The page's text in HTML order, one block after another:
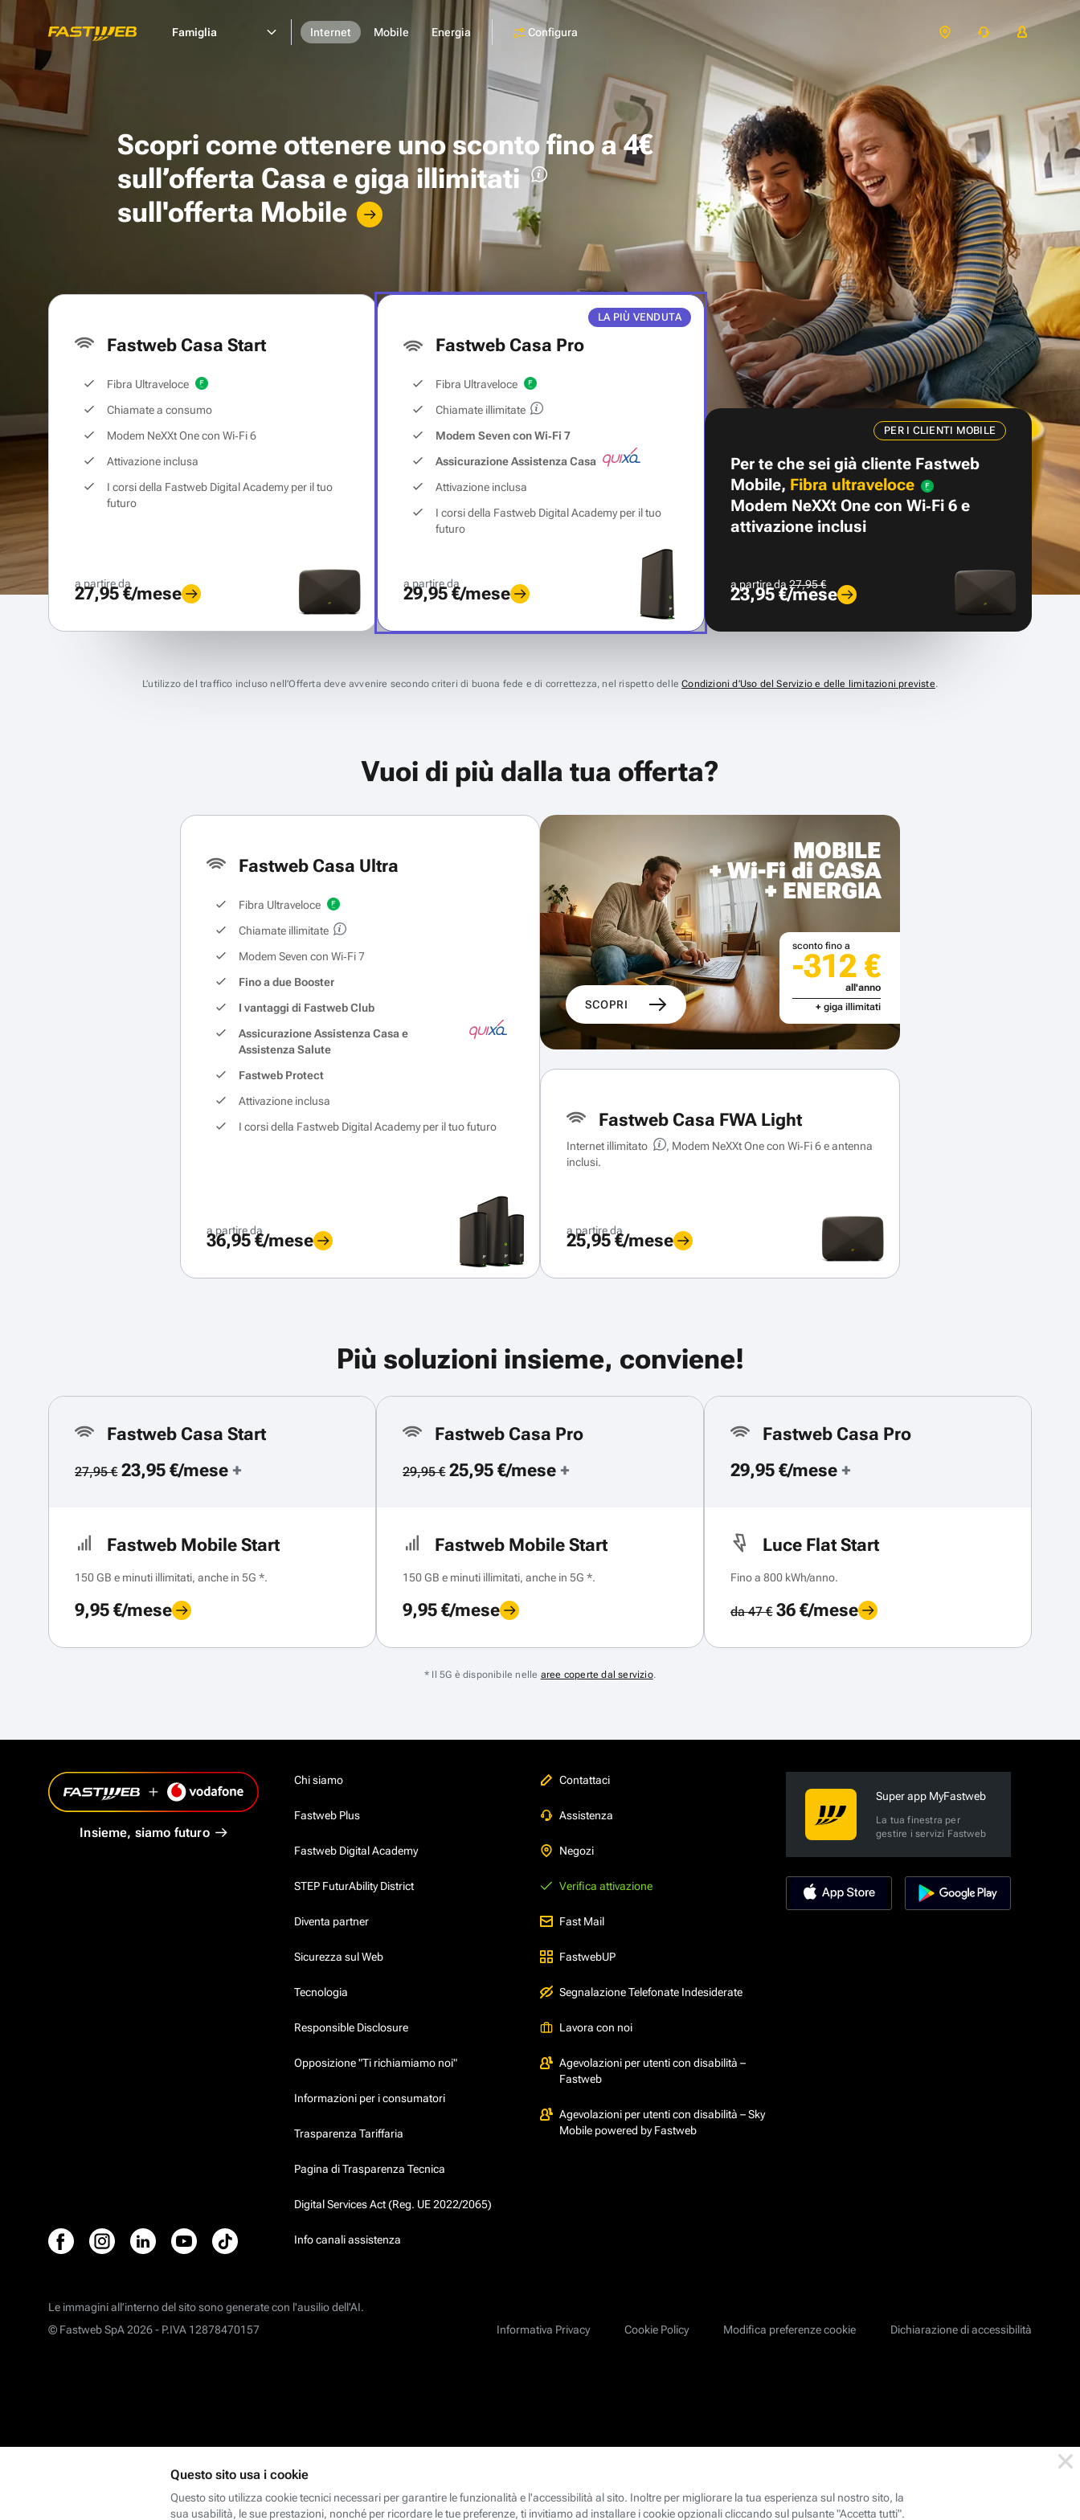
Famiglia Internet Mobile Energia Configura
Scopri come ottenere unosconto fino a 4€
sull’offerta Casa e giga illimitati
sull'offerta Mobile
Fastweb Casa Start
Fibra Ultraveloce
Chiamate a consumo
Modem NeXXt One con Wi‑Fi 6
Attivazione inclusa
I corsi della Fastweb Digital Academy per il tuo
futuro
a partire da
27,95 €/mese
LA PIÙ VENDUTA
Fastweb Casa Pro
Fibra Ultraveloce
Chiamate illimitate
Modem Seven con Wi‑Fi 7
Assicurazione Assistenza Casa
Attivazione inclusa
I corsi della Fastweb Digital Academy per il tuo
futuro
a partire da
29,95 €/mese
PER I CLIENTI MOBILE
Per te che sei già cliente Fastweb
Mobile, Fibra ultraveloce
Modem NeXXt One con Wi‑Fi 6 e
attivazione inclusi
a partire da27,95 €
23,95 €/mese
L’utilizzo del traffico incluso nell’Offerta deve avvenire secondo criteri di buona fede e di correttezza, nel rispetto delleCondizioni d’Uso del Servizio e delle limitazioni previste.
Vuoi di più dalla tua offerta?
Fastweb Casa Ultra
Fibra Ultraveloce
Chiamate illimitate
Modem Seven con Wi‑Fi 7
Fino a due Booster
I vantaggi di Fastweb Club
Assicurazione Assistenza Casa e
Assistenza Salute
Fastweb Protect
Attivazione inclusa
I corsi della Fastweb Digital Academy per il tuo futuro
a partire da
36,95 €/mese
MOBILE
+ Wi-Fi di CASA
+ ENERGIA
SCOPRI
sconto fino a
-312 €
all'anno
+ giga illimitati
Fastweb Casa FWA Light
Internet illimitato
, Modem NeXXt One con Wi‑Fi 6 e antenna
inclusi.
a partire da
25,95 €/mese
Più soluzioni insieme, conviene!
Fastweb Casa Start
27,95 €23,95 €/mese +
Fastweb Mobile Start
150 GB e minuti illimitati, anche in 5G *.
9,95 €/mese
Fastweb Casa Pro
29,95 €25,95 €/mese +
Fastweb Mobile Start
150 GB e minuti illimitati, anche in 5G *.
9,95 €/mese
Fastweb Casa Pro
29,95 €/mese +
Luce Flat Start
Fino a 800 kWh/anno.
da 47 €36 €/mese
* Il 5G è disponibile nelle aree coperte dal servizio.
Insieme, siamo futuro
Chi siamo
Fastweb Plus
Fastweb Digital Academy
STEP FuturAbility District
Diventa partner
Sicurezza sul Web
Tecnologia
Responsible Disclosure
Opposizione "Ti richiamiamo noi"
Informazioni per i consumatori
Trasparenza Tariffaria
Pagina di Trasparenza Tecnica
Digital Services Act (Reg. UE 2022/2065)
Info canali assistenza
Contattaci
Assistenza
Negozi
Verifica attivazione
Fast Mail
FastwebUP
Segnalazione Telefonate Indesiderate
Lavora con noi
Agevolazioni per utenti con disabilità –
Fastweb
Agevolazioni per utenti con disabilità – Sky
Mobile powered by Fastweb
Super app MyFastweb
La tua finestra per
gestire i servizi Fastweb
Le immagini all’interno del sito sono generate con l'ausilio dell'AI.
Informativa Privacy
Cookie Policy Modifica preferenze cookie Dichiarazione di accessibilità
© Fastweb SpA 2026 - P.IVA 12878470157